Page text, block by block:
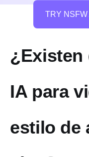
TRY
¿Existen
IA para
estilo de